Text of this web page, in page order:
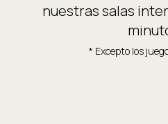
nuestras salas
* Excepto los